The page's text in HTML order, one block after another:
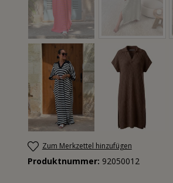
Zum Merkzettel hinzufügen
Produktnummer: 92050012